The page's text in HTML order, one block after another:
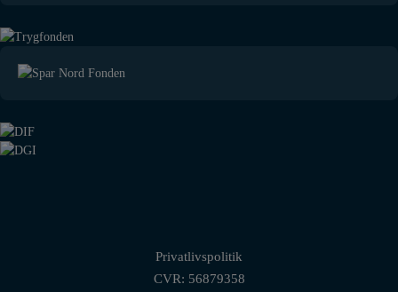
Privatlivspolitik
CVR: 56879358